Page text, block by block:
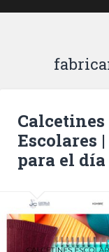
Escolares
para el